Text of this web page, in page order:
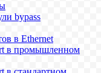
bypass
в Ethernet
в промышленном